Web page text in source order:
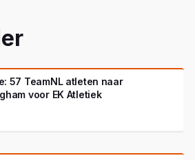
57 TeamNL atleten naar
voor EK Atletiek